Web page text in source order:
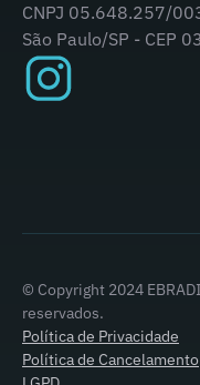
CNPJ 05.648.257/
São Paulo/SP - CEP
© Copyright 2024
reservados.
Política de Privacidade
Política de Cancelamento